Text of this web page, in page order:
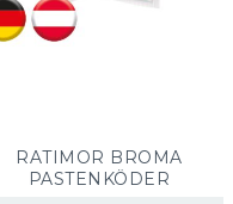
RATIMOR BROMA
PASTENKÖDER